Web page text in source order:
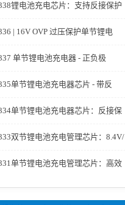
锂电池充电芯片：支持反接保护
| 16V OVP 过压保护单节锂电
单节锂电池充电器 - 正负极
单节锂电池充电器芯片 - 带反
单节锂电池充电器芯片：反接保
双节锂电池充电管理芯片：8.4V/
单节锂电池充电管理芯片：高效